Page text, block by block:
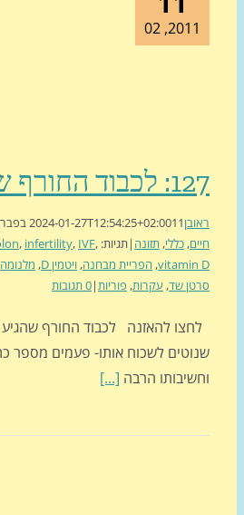
2024-01-27T12:54:25+02:00
,תזונה|תגיות: ,colon,infertility,IVF,
, הפריית מבחנה,ויטמין D ,מלנומה,סרטן,
עקרות,פוריות|0 תגובות
להאזנה לכבוד החורף שהגיע נכון
הרבה[...]